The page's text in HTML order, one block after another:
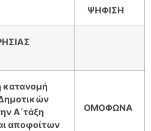
ΨΗΦΙΣΗ
κατανομή
Α΄τάξη
αποφοίτων
ΟΜΟΦΩΝΑ